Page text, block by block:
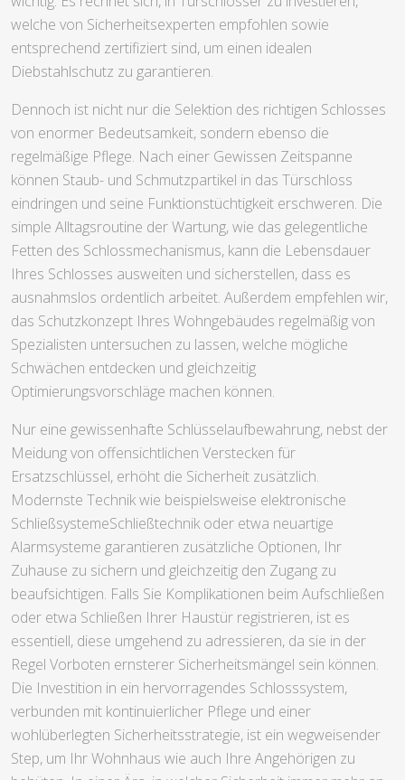
welche von Sicherheitsexperten empfohlen sowie
entsprechend zertifiziert sind, um einen idealen
Diebstahlschutz zu garantieren.
Dennoch ist nicht nur die Selektion des richtigen Schlosses
von enormer Bedeutsamkeit, sondern ebenso die
regelmäßige Pflege. Nach einer Gewissen Zeitspanne
können Staub- und Schmutzpartikel in das Türschloss
eindringen und seine Funktionstüchtigkeit erschweren. Die
simple Alltagsroutine der Wartung, wie das gelegentliche
Fetten des Schlossmechanismus, kann die Lebensdauer
Ihres Schlosses ausweiten und sicherstellen, dass es
ausnahmslos ordentlich arbeitet. Außerdem empfehlen wir,
das Schutzkonzept Ihres Wohngebäudes regelmäßig von
Spezialisten untersuchen zu lassen, welche mögliche
Schwächen entdecken und gleichzeitig
Optimierungsvorschläge machen können.
Nur eine gewissenhafte Schlüsselaufbewahrung, nebst der
Meidung von offensichtlichen Verstecken für
Ersatzschlüssel, erhöht die Sicherheit zusätzlich.
Modernste Technik wie beispielsweise elektronische
SchließsystemeSchließtechnik oder etwa neuartige
Alarmsysteme garantieren zusätzliche Optionen, Ihr
Zuhause zu sichern und gleichzeitig den Zugang zu
beaufsichtigen. Falls Sie Komplikationen beim Aufschließen
oder etwa Schließen Ihrer Haustür registrieren, ist es
essentiell, diese umgehend zu adressieren, da sie in der
Regel Vorboten ernsterer Sicherheitsmängel sein können.
Die Investition in ein hervorragendes Schlosssystem,
verbunden mit kontinuierlicher Pflege und einer
wohlüberlegten Sicherheitsstrategie, ist ein wegweisender
Step, um Ihr Wohnhaus wie auch Ihre Angehörigen zu